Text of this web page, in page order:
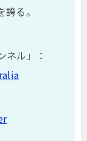
る。
ル」：